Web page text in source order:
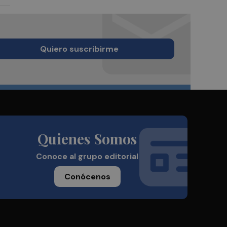
Quiero suscribirme
Quienes Somos
Conoce al grupo editorial
Conócenos